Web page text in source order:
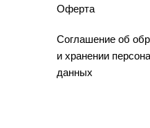
Оферта
Соглашение об
и хранении
данных